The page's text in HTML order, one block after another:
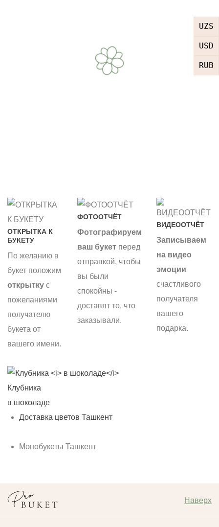
UZS
USD
RUB
ОТКРЫТКА К
БУКЕТУ
По желанию в
букет положим
открытку с
пожеланиями
получателю
букета от
вашего имени.
ФОТООТЧЁТ
Фотографируем
ваш букет перед
отправкой, чтобы
вы были
спокойны -
доставят то, что
заказывали.
ВИДЕООТЧЁТ
Записываем
на видео
эмоции
счастливого
получателя
вашего
подарка.
Клубника
в шоколаде
Доставка цветов Ташкент
Монобукеты Ташкент
Наверх